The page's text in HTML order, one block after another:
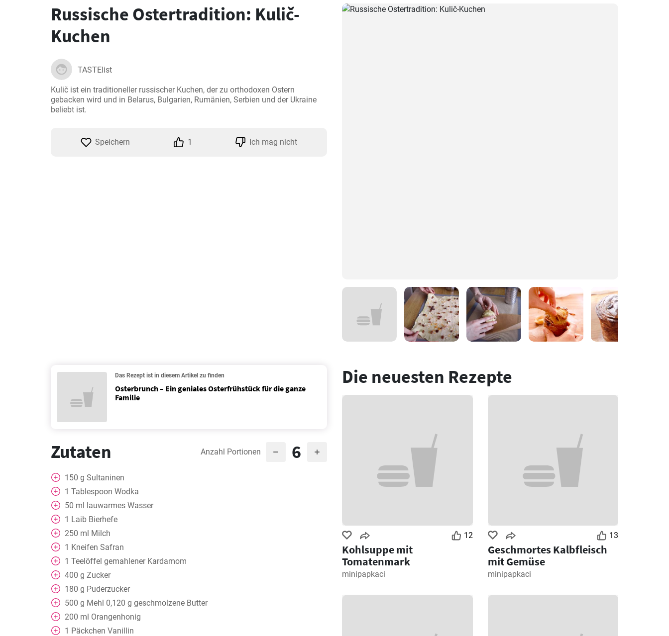
Russische Ostertradition: Kulič-
Kuchen
TASTElist
Kulič ist ein traditioneller russischer Kuchen, der zu orthodoxen Ostern
gebacken wird und in Belarus, Bulgarien, Rumänien, Serbien und der Ukraine
beliebt ist.
Speichern 1 Ich mag nicht
Das Rezept ist in diesem Artikel zu finden
Osterbrunch – Ein geniales Osterfrühstück für die ganze
Familie
Zutaten Anzahl Portionen 6
150 g Sultaninen
1 Tablespoon Wodka
50 ml lauwarmes Wasser
1 Laib Bierhefe
250 ml Milch
1 Kneifen Safran
1 Teelöffel gemahlener Kardamom
400 g Zucker
180 g Puderzucker
500 g Mehl 0,120 g geschmolzene Butter
200 ml Orangenhonig
1 Päckchen Vanillin
Die neuesten Rezepte
12
Kohlsuppe mit
Tomatenmark
minipapkaci
13
Geschmortes Kalbfleisch
mit Gemüse
minipapkaci